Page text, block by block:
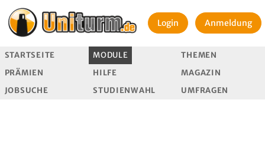
Login Anmeldung
STARTSEITE MODULE
THEMEN
PRÄMIEN
HILFE
MAGAZIN
JOBSUCHE
STUDIENWAHL UMFRAGEN